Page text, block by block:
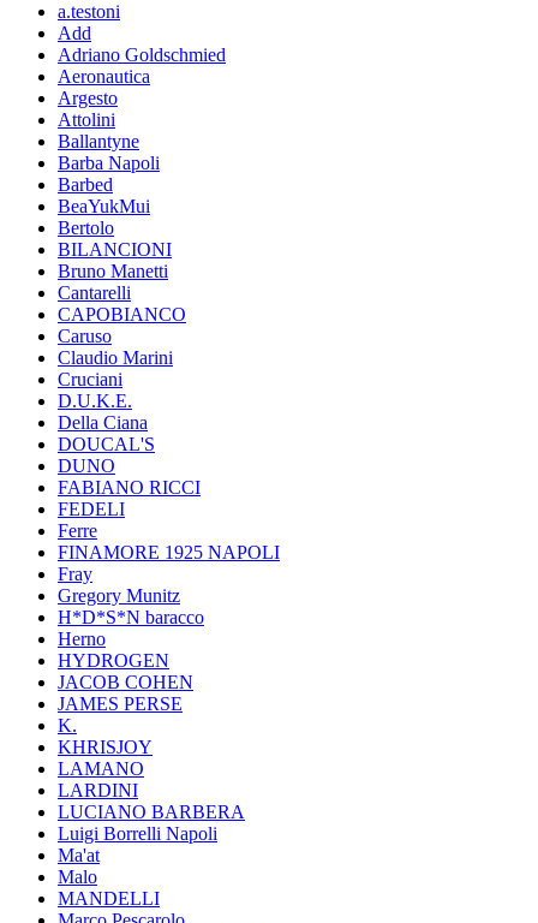
a.testoni
Add
Adriano Goldschmied
Aeronautica
Argesto
Attolini
Ballantyne
Barba Napoli
Barbed
BeaYukMui
Bertolo
BILANCIONI
Bruno Manetti
Cantarelli
CAPOBIANCO
Caruso
Claudio Marini
Cruciani
D.U.K.E.
Della Ciana
DOUCAL'S
DUNO
FABIANO RICCI
FEDELI
Ferre
FINAMORE 1925 NAPOLI
Fray
Gregory Munitz
H*D*S*N baracco
Herno
HYDROGEN
JACOB COHEN
JAMES PERSE
K.
KHRISJOY
LAMANO
LARDINI
LUCIANO BARBERA
Luigi Borrelli Napoli
Ma'at
Malo
MANDELLI